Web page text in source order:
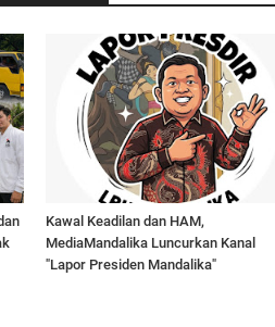
Kawal Keadilan dan HAM,
MediaMandalika Luncurkan Kanal
"Lapor Presiden Mandalika"